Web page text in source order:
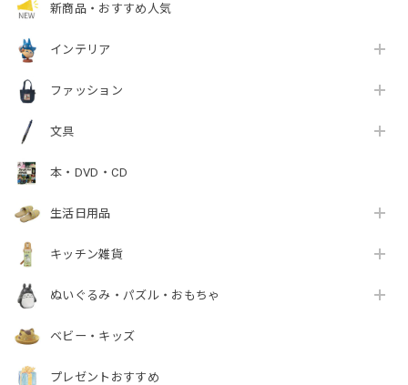
新商品・おすすめ人気
インテリア
ファッション
文具
本・DVD・CD
生活日用品
キッチン雑貨
ぬいぐるみ・パズル・おもちゃ
ベビー・キッズ
プレゼントおすすめ